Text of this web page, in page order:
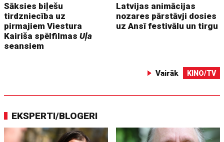
Sāksies biļešu
tirdzniecība uz
pirmajiem Viestura
Kairiša spēlfilmasUļa
seansiem
Latvijas animācijas
nozares pārstāvji dosies
uz Ansī festivālu un tirgu
Vairāk KINO/TV
EKSPERTI/BLOGERI